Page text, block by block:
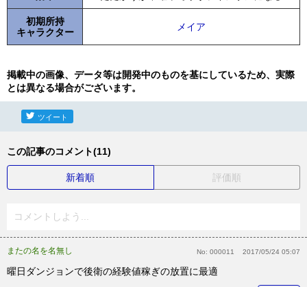
初期所持
キャラクター
メイア
掲載中の画像、データ等は開発中のものを基にしているため、実際
とは異なる場合がございます。
ツイート
この記事のコメント(11)
新着順 評価順
コメントしよう...
またの名を名無し No: 000011 2017/05/24 05:07
曜日ダンジョンで後衛の経験値稼ぎの放置に最適